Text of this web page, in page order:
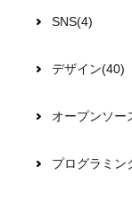
SNS(4)
デザイン(40)
オープンソー
プログラミン